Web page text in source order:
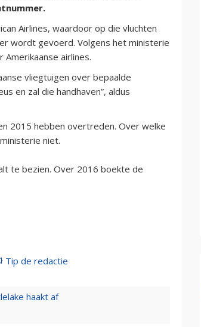
Airlines, waardoor op die vluchten
wordt gevoerd. Volgens het ministerie
airlines.
vliegtuigen over bepaalde
en zal die handhaven”, aldus
2015 hebben overtreden. Over welke
niet.
te bezien. Over 2016 boekte de
Tip de redactie
haakt af